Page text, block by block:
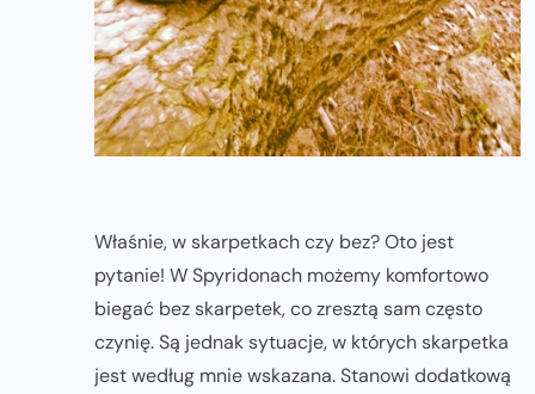
Właśnie, w skarpetkach czy bez? Oto jest
pytanie! W Spyridonach możemy komfortowo
biegać bez skarpetek, co zresztą sam często
czynię. Są jednak sytuacje, w których skarpetka
jest według mnie wskazana. Stanowi dodatkową